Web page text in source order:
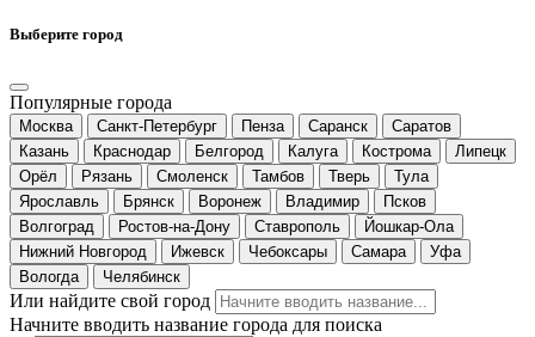
Выберите город
Популярные города
Москва Санкт-Петербург Пенза Саранск
Саратов
Казань
Краснодар Белгород Калуга Кострома
Липецк
Орёл
Рязань Смоленск Тамбов Тверь
Тула
Ярославль
Брянск Воронеж Владимир
Псков
Волгоград
Ростов-на-Дону Ставрополь
Йошкар-Ола
Нижний Новгород
Ижевск Чебоксары Самара
Уфа
Вологда
Челябинск
Или найдите свой город
Начните вводить название города для поиска